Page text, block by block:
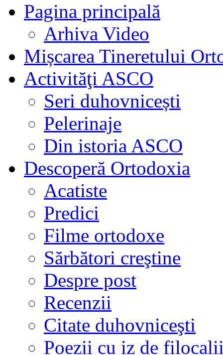
Pagina principală
Arhiva Video
Mișcarea Tineretului
Activităţi ASCO
Seri duhovnicești
Pelerinaje
Din istoria ASCO
Descoperă Ortodoxia
Acatiste
Predici
Filme ortodoxe
Sărbători creştine
Despre post
Recenzii
Citate duhovniceşti
Poezii cu iz de